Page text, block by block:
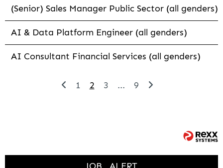
(Senior) Sales Manager Public Sector (all genders)
AI & Data Platform Engineer (all genders)
AI Consultant Financial Services (all genders)
1 2 3 ... 9